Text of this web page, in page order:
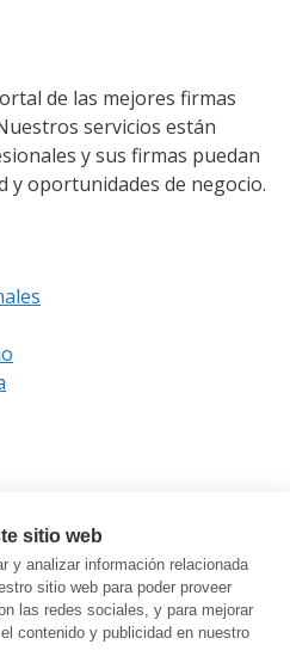
de las mejores firmas
servicios están
y sus firmas puedan
y oportunidades de negocio.
sitio web
y analizar información relacionada
sitio web para poder proveer
las redes sociales, y para mejorar
contenido y publicidad en nuestro